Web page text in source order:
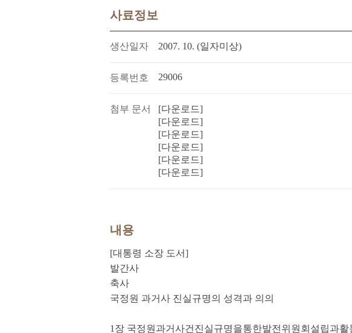
사료정보
생산일자 2007. 10. (일자미상)
등록번호 29006
첨부 문서
[다운로드]
[다운로드]
[다운로드]
[다운로드]
[다운로드]
[다운로드]
내용
[대통령 소장 도서]
발간사
축사
국정원 과거사 진실규명의 성격과 의의
1장 국정원과거사건진실규명을통한발전위원회설립과활